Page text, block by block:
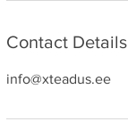
Contact Details
info@xteadus.ee